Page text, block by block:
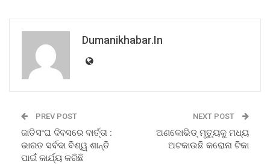
Dumanikhabar.in
PREV POST
ଜାତିସଂଘ ଦିବସରେ ବାର୍ତ୍ତା :
ଭାରତ ସର୍ବଦା ବିଶ୍ୱ ଶାନ୍ତି
ପାଇଁ କାର୍ଯ୍ୟ କରିଛି
NEXT POST
ଅଣକୋଭିଡ୍ ମୃତ୍ୟୁକୁ ମଧ୍ୟ
ଅଟକାଉଛି କରୋନା ଟିକା